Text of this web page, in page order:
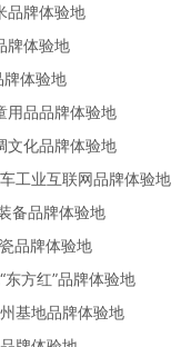
牌体验地
体验地
体验地
品品牌体验地
化品牌体验地
业互联网品牌体验地
品牌体验地
品牌体验地
方红”品牌体验地
基地品牌体验地